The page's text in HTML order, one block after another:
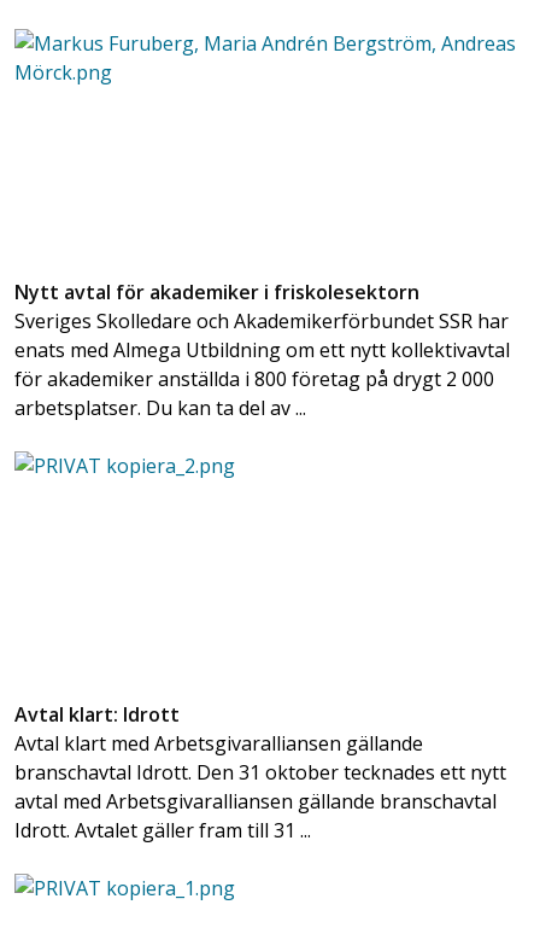
Nytt avtal för akademiker i friskolesektorn
Sveriges Skolledare och Akademikerförbundet SSR har
enats med Almega Utbildning om ett nytt kollektivavtal
för akademiker anställda i 800 företag på drygt 2 000
arbetsplatser. Du kan ta del av ...
Avtal klart: Idrott
Avtal klart med Arbetsgivaralliansen gällande
branschavtal Idrott. Den 31 oktober tecknades ett nytt
avtal med Arbetsgivaralliansen gällande branschavtal
Idrott. Avtalet gäller fram till 31 ...